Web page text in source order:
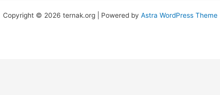
Copyright © 2026 ternak.org | Powered by Astra WordPress Theme